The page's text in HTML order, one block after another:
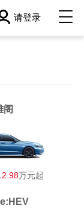
请登录
阁
万元起